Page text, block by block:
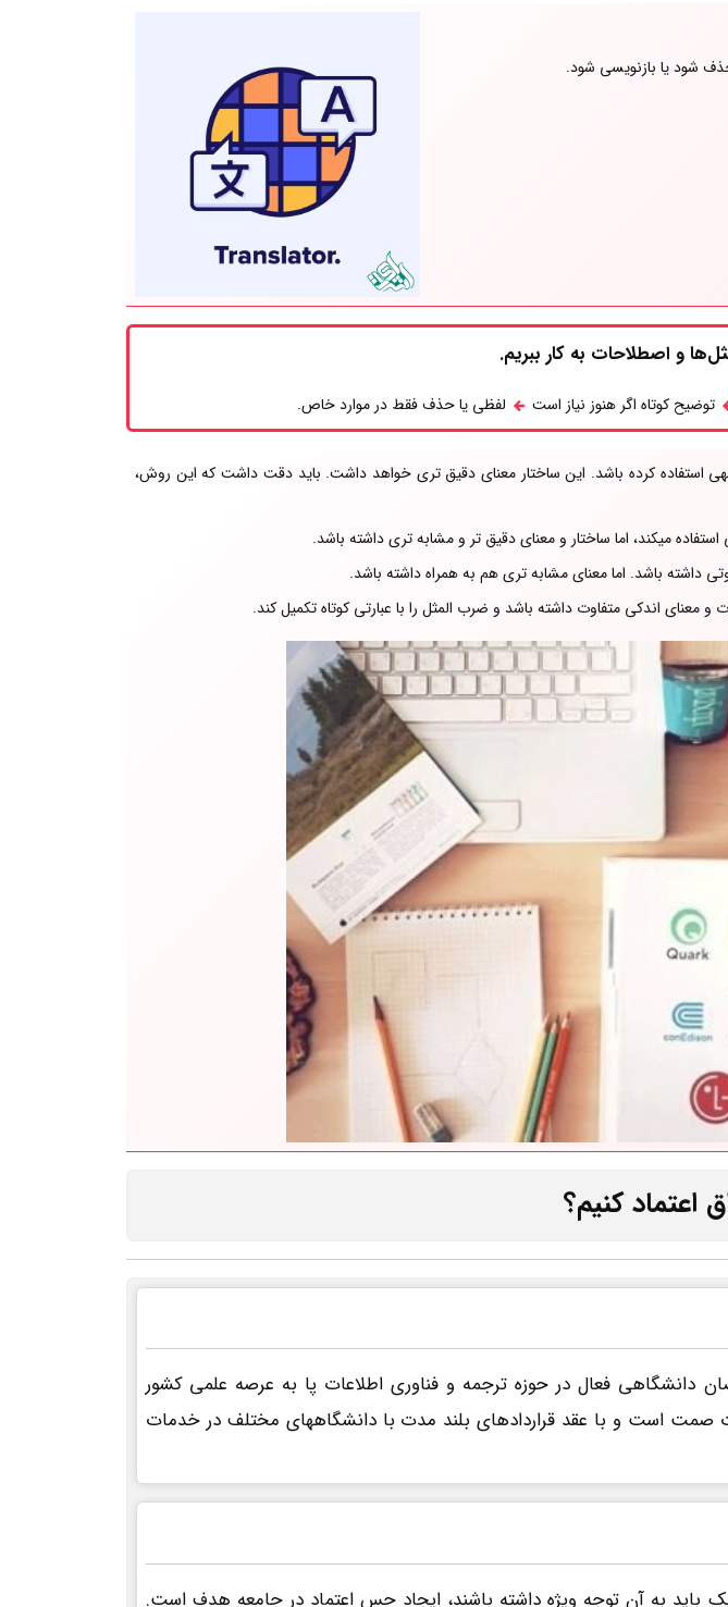
شود یا بازنویسی شود.
و اصطلاحات به کار ببریم.
توضیح کوتاه اگر هنوز نیاز است لفظی یا حذف فقط در موارد خاص.
استفاده کرده باشد. این ساختار معنای دقیق تری خواهد داشت. باید دقت داشت که این روش،
میکند، اما ساختار و معنای دقیق تر و مشابه تری داشته باشد.
باشد. اما معنای مشابه تری هم به همراه داشته باشد.
معنای اندکی متفاوت داشته باشد و ضرب المثل را با عبارتی کوتاه تکمیل کند.
اعتماد کنیم؟
دانشگاهی فعال در حوزه ترجمه و فناوری اطلاعات پا به عرصه علمی کشور
صمت است و با عقد قراردادهای بلند مدت با دانشگاههای مختلف در خدمات
باید به آن توجه ویژه داشته باشند، ایجاد حس اعتماد در جامعه هدف است.